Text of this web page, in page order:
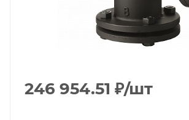
246 954.51 ₽/шт